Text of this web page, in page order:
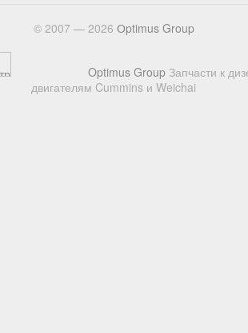
© 2007 — 2026 Оptimus Group
Optimus Group Запчасти к
двигателям Cummins и Weichai